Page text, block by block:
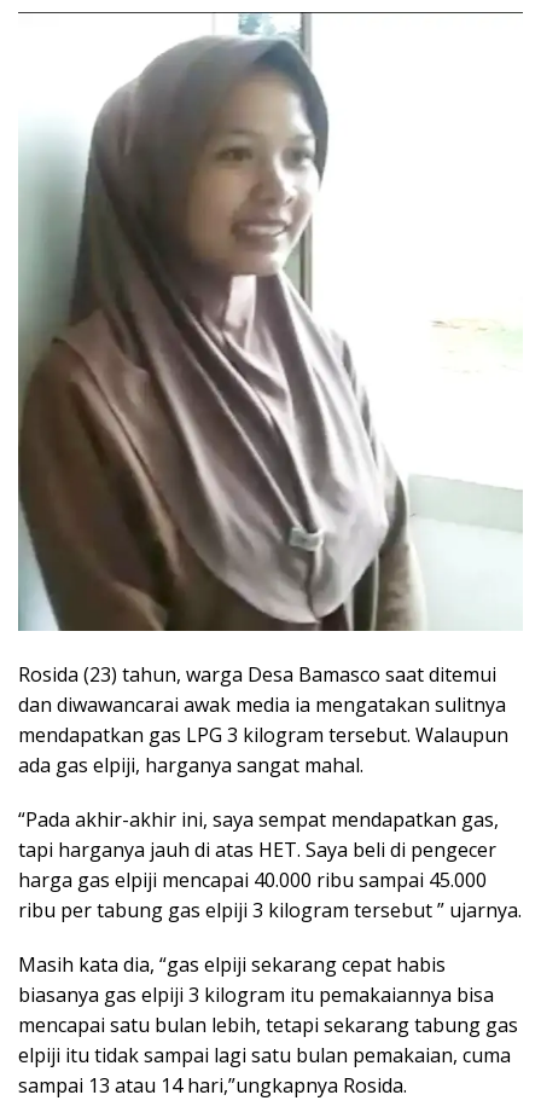
Rosida (23) tahun, warga Desa Bamasco saat ditemui
dan diwawancarai awak media ia mengatakan sulitnya
mendapatkan gas LPG 3 kilogram tersebut. Walaupun
ada gas elpiji, harganya sangat mahal.
“Pada akhir-akhir ini, saya sempat mendapatkan gas,
tapi harganya jauh di atas HET. Saya beli di pengecer
harga gas elpiji mencapai 40.000 ribu sampai 45.000
ribu per tabung gas elpiji 3 kilogram tersebut ” ujarnya.
Masih kata dia, “gas elpiji sekarang cepat habis
biasanya gas elpiji 3 kilogram itu pemakaiannya bisa
mencapai satu bulan lebih, tetapi sekarang tabung gas
elpiji itu tidak sampai lagi satu bulan pemakaian, cuma
sampai 13 atau 14 hari,”ungkapnya Rosida.